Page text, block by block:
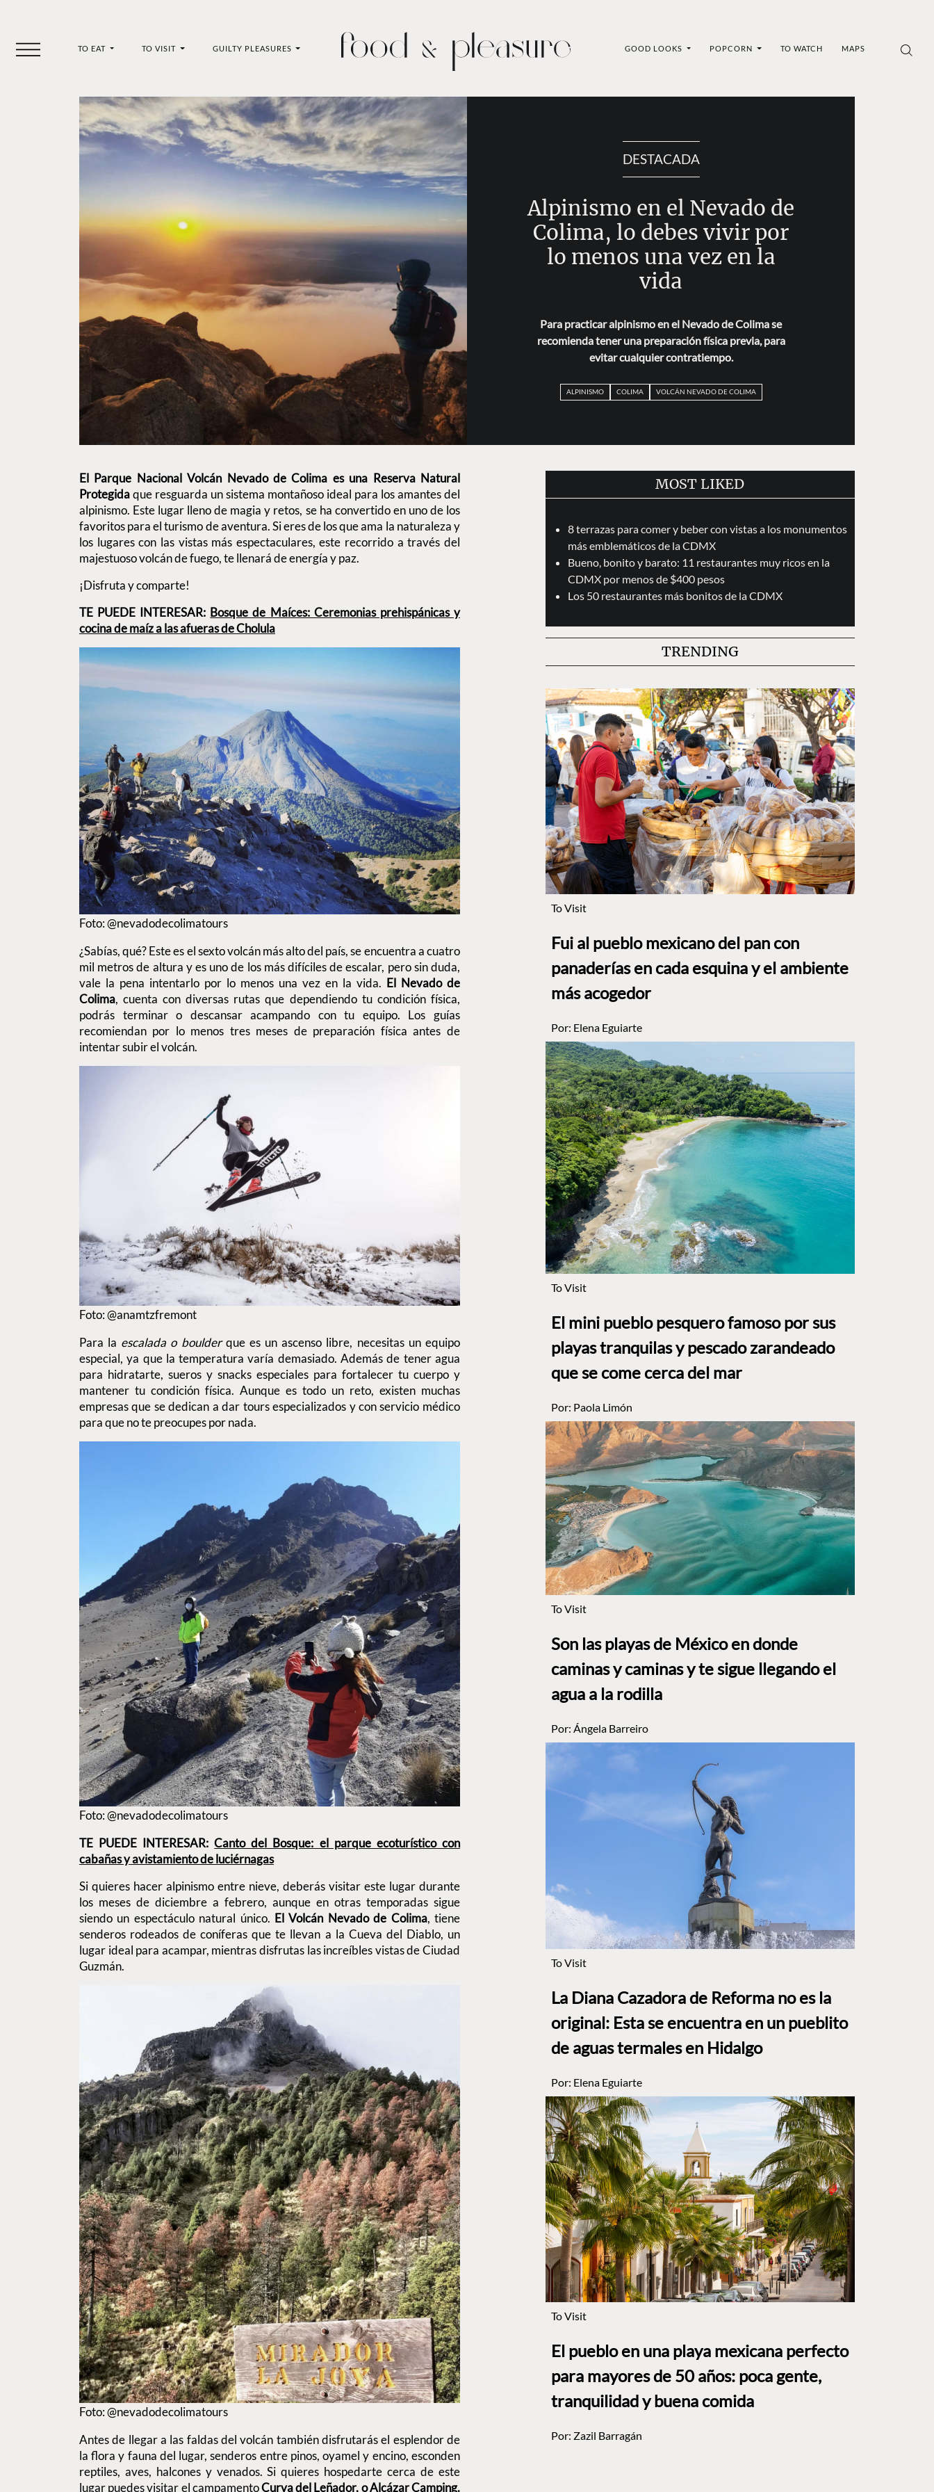
TO EAT TO VISIT GUILTY PLEASURES GOOD LOOKS POPCORN TO WATCH MAPS
DESTACADA
Alpinismo en el Nevado de
Colima, lo debes vivir por
lo menos una vez en la
vida
Para practicar alpinismo en el Nevado de Colima se
recomienda tener una preparación física previa, para
evitar cualquier contratiempo.
ALPINISMO COLIMA VOLCÁN NEVADO DE COLIMA
El Parque Nacional Volcán Nevado de Colima es una Reserva Natural
Protegidaque resguarda un sistema montañoso ideal para los amantes del
alpinismo. Este lugar lleno de magia y retos, se ha convertido en uno de los
favoritos para el turismo de aventura. Si eres de los que ama la naturaleza y
los lugares con las vistas más espectaculares, este recorrido a través del
majestuoso volcán de fuego, te llenará de energía y paz.
¡Disfruta y comparte!
TE PUEDE INTERESAR: Bosque de Maíces: Ceremonias prehispánicas y
cocina de maíz a las afueras de Cholula
Foto: @nevadodecolimatours
¿Sabías, qué? Este es el sexto volcán más alto del país, se encuentra a cuatro
mil metros de altura y es uno de los más difíciles de escalar, pero sin duda,
vale la pena intentarlo por lo menos una vez en la vida. El Nevado de
Colima, cuenta con diversas rutas que dependiendo tu condición física,
podrás terminar o descansar acampando con tu equipo. Los guías
recomiendan por lo menos tres meses de preparación física antes de
intentar subir el volcán.
Foto: @anamtzfremont
Para la escalada o boulderque es un ascenso libre, necesitas un equipo
especial, ya que la temperatura varía demasiado. Además de tener agua
para hidratarte, sueros y snacks especiales para fortalecer tu cuerpo y
mantener tu condición física. Aunque es todo un reto, existen muchas
empresas que se dedican a dar tours especializados y con servicio médico
para que no te preocupes por nada.
Foto: @nevadodecolimatours
TE PUEDE INTERESAR:Canto del Bosque: el parque ecoturístico con
cabañas y avistamiento de luciérnagas
Si quieres hacer alpinismo entre nieve, deberás visitar este lugar durante
los meses de diciembre a febrero, aunque en otras temporadas sigue
siendo un espectáculo natural único. El Volcán Nevado de Colima, tiene
senderos rodeados de coníferas que te llevan a la Cueva del Diablo, un
lugar ideal para acampar, mientras disfrutas las increíbles vistas de Ciudad
Guzmán.
Foto: @nevadodecolimatours
Antes de llegar a las faldas del volcán también disfrutarás el esplendor de
la flora y fauna del lugar, senderos entre pinos, oyamel y encino, esconden
reptiles, aves, halcones y venados. Si quieres hospedarte cerca de este
lugar puedes visitar el campamentoCurva del Leñador, o Alcázar Camping.
MOST LIKED
8 terrazas para comer y beber con vistas a los monumentos
más emblemáticos de la CDMX
Bueno, bonito y barato: 11 restaurantes muy ricos en la
CDMX por menos de $400 pesos
Los 50 restaurantes más bonitos de la CDMX
TRENDING
To Visit
Fui al pueblo mexicano del pan con
panaderías en cada esquina y el ambiente
más acogedor
Por: Elena Eguiarte
To Visit
El mini pueblo pesquero famoso por sus
playas tranquilas y pescado zarandeado
que se come cerca del mar
Por: Paola Limón
To Visit
Son las playas de México en donde
caminas y caminas y te sigue llegando el
agua a la rodilla
Por: Ángela Barreiro
To Visit
La Diana Cazadora de Reforma no es la
original: Esta se encuentra en un pueblito
de aguas termales en Hidalgo
Por: Elena Eguiarte
To Visit
El pueblo en una playa mexicana perfecto
para mayores de 50 años: poca gente,
tranquilidad y buena comida
Por: Zazil Barragán